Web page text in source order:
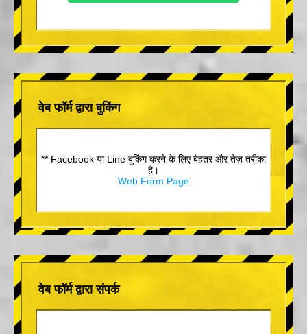
वेब फॉर्म द्वारा बुकिंग
** Facebook या Line बुकिंग करने के लिए बेहतर और तेज़ तरीका
है।
Web Form Page
वेब फॉर्म द्वारा संपर्क